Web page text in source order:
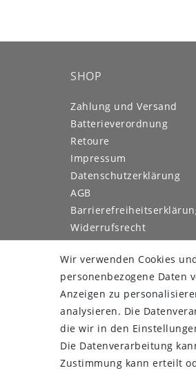
SHOP
Zahlung und Versand
Batterieverordnung
Retoure
Impressum
Daten­schutz­erklärung
AGB
Widerrufs­recht
Kontakt
Vertrag widerrufen
Es gilt unsere
FOTOALBUM
M-80XT & M-100 Nacht
Wir verwenden Cookies
personenbezogene Daten
Anzeigen zu
analysieren. Die
die wir in den
Die Datenverarbeitung
Zustimmung kann erteilt